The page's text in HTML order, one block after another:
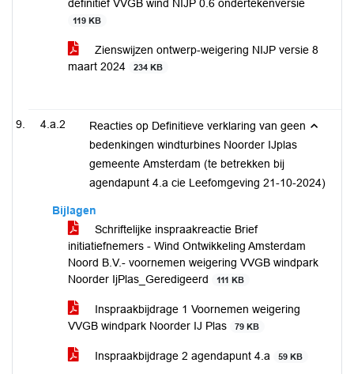
definitief VVGB wind NIJP 0.6 ondertekenversie
119 KB
Zienswijzen ontwerp-weigering NIJP versie 8
maart 2024
234 KB
4.a.2
Reacties op Definitieve verklaring van geen
bedenkingen windturbines Noorder IJplas
gemeente Amsterdam (te betrekken bij
agendapunt 4.a cie Leefomgeving 21-10-2024)
Bijlagen
Schriftelijke inspraakreactie Brief
initiatiefnemers - Wind Ontwikkeling Amsterdam
Noord B.V.- voornemen weigering VVGB windpark
Noorder IjPlas_Geredigeerd
111 KB
Inspraakbijdrage 1 Voornemen weigering
VVGB windpark Noorder IJ Plas
79 KB
Inspraakbijdrage 2 agendapunt 4.a 59 KB